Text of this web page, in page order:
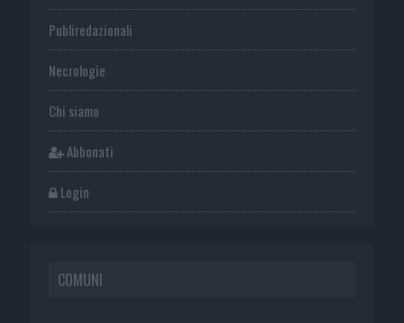
Publiredazionali
Necrologie
Chi siamo
Abbonati
Login
COMUNI